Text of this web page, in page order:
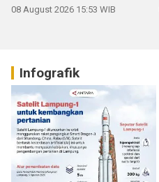
08 August 2026 15:53 WIB
Infografik